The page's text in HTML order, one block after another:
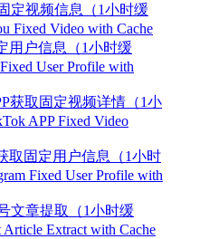
定视频信息（1小时缓
Fixed Video with Cache
用户信息（1小时缓
User Profile with
获取固定视频详情（1小
APP Fixed Video
取固定用户信息（1小时
Fixed User Profile with
文章提取（1小时缓
Extract with Cache